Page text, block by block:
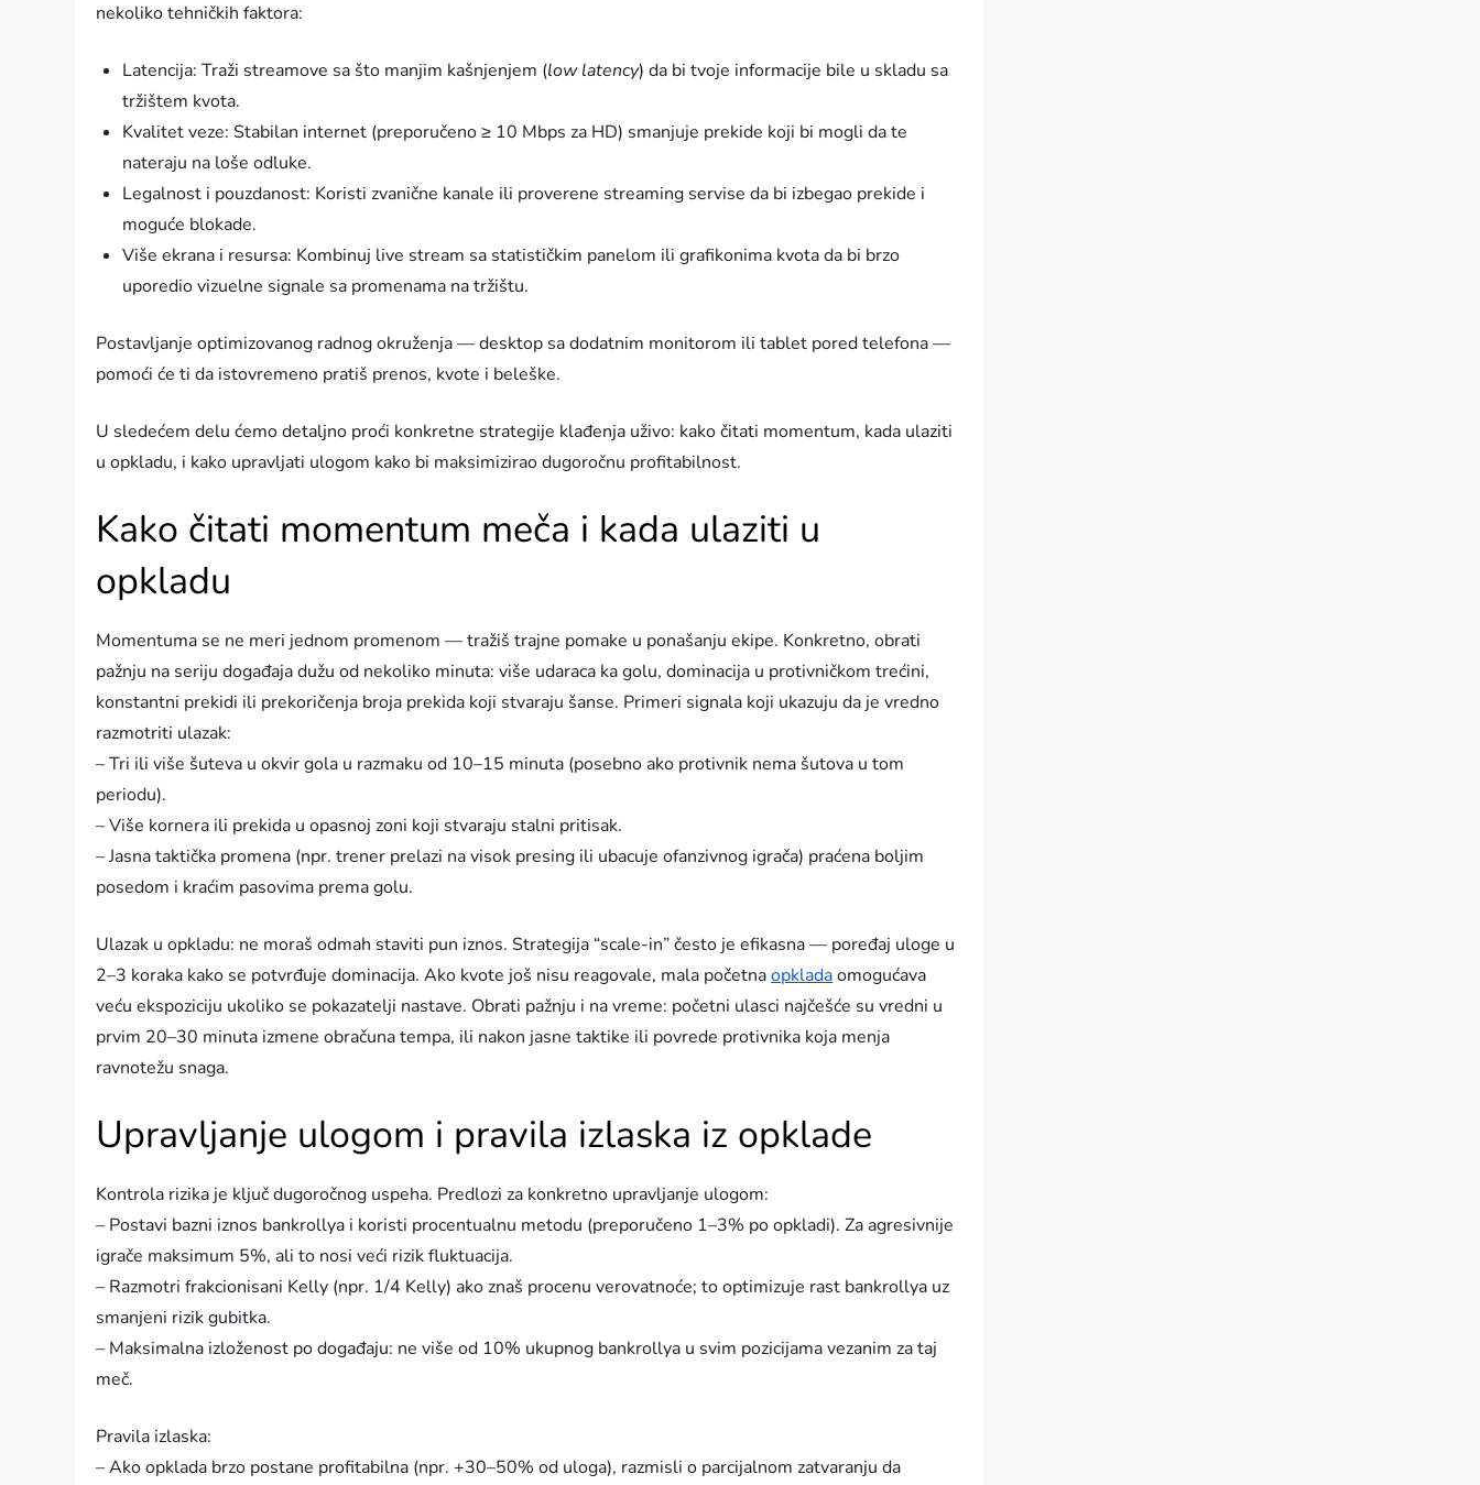
nekoliko tehničkih faktora:
Latencija: Traži streamove sa što manjim kašnjenjem (low latency) da bi tvoje informacije bile u skladu sa
tržištem kvota.
Kvalitet veze: Stabilan internet (preporučeno ≥ 10 Mbps za HD) smanjuje prekide koji bi mogli da te
nateraju na loše odluke.
Legalnost i pouzdanost: Koristi zvanične kanale ili proverene streaming servise da bi izbegao prekide i
moguće blokade.
Više ekrana i resursa: Kombinuj live stream sa statističkim panelom ili grafikonima kvota da bi brzo
uporedio vizuelne signale sa promenama na tržištu.
Postavljanje optimizovanog radnog okruženja — desktop sa dodatnim monitorom ili tablet pored telefona —
pomoći će ti da istovremeno pratiš prenos, kvote i beleške.
U sledećem delu ćemo detaljno proći konkretne strategije klađenja uživo: kako čitati momentum, kada ulaziti
u opkladu, i kako upravljati ulogom kako bi maksimizirao dugoročnu profitabilnost.
Kako čitati momentum meča i kada ulaziti u
opkladu
Momentuma se ne meri jednom promenom — tražiš trajne pomake u ponašanju ekipe. Konkretno, obrati
pažnju na seriju događaja dužu od nekoliko minuta: više udaraca ka golu, dominacija u protivničkom trećini,
konstantni prekidi ili prekoričenja broja prekida koji stvaraju šanse. Primeri signala koji ukazuju da je vredno
razmotriti ulazak:
– Tri ili više šuteva u okvir gola u razmaku od 10–15 minuta (posebno ako protivnik nema šutova u tom
periodu).
– Više kornera ili prekida u opasnoj zoni koji stvaraju stalni pritisak.
– Jasna taktička promena (npr. trener prelazi na visok presing ili ubacuje ofanzivnog igrača) praćena boljim
posedom i kraćim pasovima prema golu.
Ulazak u opkladu: ne moraš odmah staviti pun iznos. Strategija “scale-in” često je efikasna — poređaj uloge u
2–3 koraka kako se potvrđuje dominacija. Ako kvote još nisu reagovale, mala početnaopkladaomogućava
veću ekspoziciju ukoliko se pokazatelji nastave. Obrati pažnju i na vreme: početni ulasci najčešće su vredni u
prvim 20–30 minuta izmene obračuna tempa, ili nakon jasne taktike ili povrede protivnika koja menja
ravnotežu snaga.
Upravljanje ulogom i pravila izlaska iz opklade
Kontrola rizika je ključ dugoročnog uspeha. Predlozi za konkretno upravljanje ulogom:
– Postavi bazni iznos bankrollya i koristi procentualnu metodu (preporučeno 1–3% po opkladi). Za agresivnije
igrače maksimum 5%, ali to nosi veći rizik fluktuacija.
– Razmotri frakcionisani Kelly (npr. 1/4 Kelly) ako znaš procenu verovatnoće; to optimizuje rast bankrollya uz
smanjeni rizik gubitka.
– Maksimalna izloženost po događaju: ne više od 10% ukupnog bankrollya u svim pozicijama vezanim za taj
meč.
Pravila izlaska:
– Ako opklada brzo postane profitabilna (npr. +30–50% od uloga), razmisli o parcijalnom zatvaranju da